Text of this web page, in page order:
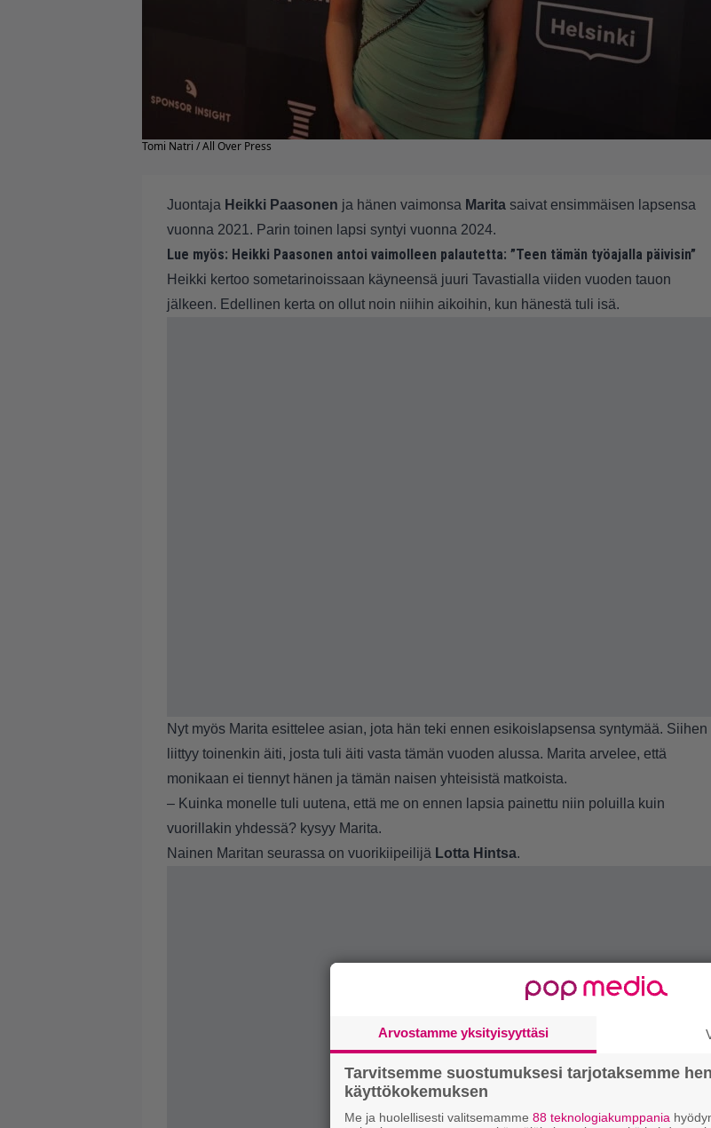
Tomi Natri / All Over Press
Juontaja Heikki Paasonen ja hänen vaimonsa Marita saivat ensimmäisen lapsensa
vuonna 2021. Parin toinen lapsi syntyi vuonna 2024.
Lue myös: Heikki Paasonen antoi vaimolleen palautetta: ”Teen tämän työajalla päivisin”
Heikki kertoo sometarinoissaan käyneensä juuri Tavastialla viiden vuoden tauon
jälkeen. Edellinen kerta on ollut noin niihin aikoihin, kun hänestä tuli isä.
Nyt myös Marita esittelee asian, jota hän teki ennen esikoislapsensa syntymää. Siihen
liittyy toinenkin äiti, josta tuli äiti vasta tämän vuoden alussa. Marita arvelee, että
monikaan ei tiennyt hänen ja tämän naisen yhteisistä matkoista.
– Kuinka monelle tuli uutena, että me on ennen lapsia painettu niin poluilla kuin
vuorillakin yhdessä? kysyy Marita.
Nainen Maritan seurassa on vuorikiipeilijä Lotta Hintsa.
Arvostamme yksityisyyttäsi
Tarvitsemme suostumuksesi tarjotaksemme
käyttökokemuksen
Me ja huolellisesti valitsemamme 88 teknologiakumppania